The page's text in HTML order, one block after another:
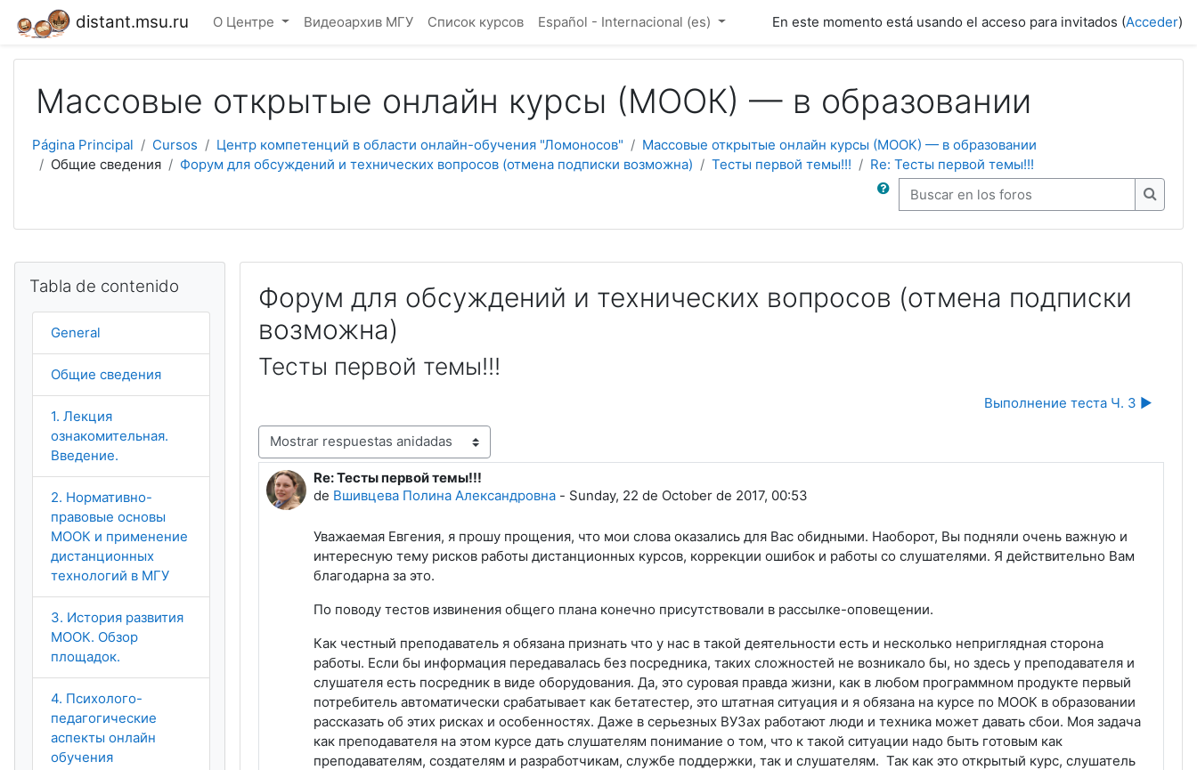
Salta al contenido principal
distant.msu.ru О Центре Видеоархив МГУ Список курсов Español - Internacional ‎(es)‎ En este momento está usando el acceso para invitados (Acceder)
Массовые открытые онлайн курсы (МООК) — в образовании
Página Principal Cursos Центр компетенций в области онлайн-обучения "Ломоносов"
Массовые открытые онлайн курсы (МООК) — в образовании
Общие сведения
Форум для обсуждений и технических вопросов (отмена подписки возможна) Тесты первой темы!!! Re: Тесты первой темы!!!
Buscar en los foros
Buscar
Форум для обсуждений и технических вопросов (отмена подписки
возможна)
Тесты первой темы!!!
Выполнение теста Ч. 3 ▶︎
Mostrar modo
Re: Тесты первой темы!!!
de Вшивцева Полина Александровна- Sunday, 22 de October de 2017, 00:53
Número de respuestas: 0
Уважаемая Евгения, я прошу прощения, что мои слова оказались для Вас обидными. Наоборот, Вы подняли очень важную и
интересную тему рисков работы дистанционных курсов, коррекции ошибок и работы со слушателями. Я действительно Вам
благодарна за это.
По поводу тестов извинения общего плана конечно присутствовали в рассылке-оповещении.
Как честный преподаватель я обязана признать что у нас в такой деятельности есть и несколько неприглядная сторона
работы. Если бы информация передавалась без посредника, таких сложностей не возникало бы, но здесь у преподавателя и
слушателя есть посредник в виде оборудования. Да, это суровая правда жизни, как в любом программном продукте первый
потребитель автоматически срабатывает как бетатестер, это штатная ситуация и я обязана на курсе по МООК в образовании
рассказать об этих рисках и особенностях. Даже в серьезных ВУЗах работают люди и техника может давать сбои. Моя задача
как преподавателя на этом курсе дать слушателям понимание о том, что к такой ситуации надо быть готовым как
преподавателям, создателям и разработчикам, службе поддержки, так и слушателям. Так как это открытый курс, слушатель
Tabla de contenido
General
Общие сведения
1. Лекция
ознакомительная.
Введение.
2. Нормативно-
правовые основы
МООК и применение
дистанционных
технологий в МГУ
3. История развития
МООК. Обзор
площадок.
4. Психолого-
педагогические
аспекты онлайн
обучения